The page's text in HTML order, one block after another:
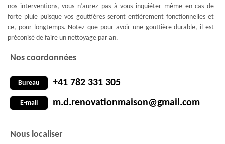
nos interventions, vous n’aurez pas à vous inquiéter même en cas de
forte pluie puisque vos gouttières seront entièrement fonctionnelles et
ce, pour longtemps. Notez que pour avoir une gouttière durable, il est
préconisé de faire un nettoyage par an.
Nos coordonnées
Bureau +41 782 331 305
E-mail m.d.renovationmaison@gmail.com
Nous localiser